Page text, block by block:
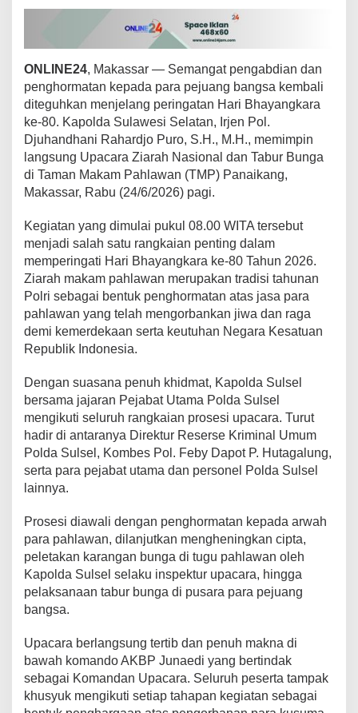
a
,
K
a
o
l
d
a
S
u
l
s
l
i
m
p
i
n
Z
i
a
h
a
s
o
J
e
n
g
r
B
h
a
ONLINE24, Makassar — Semangat pengabdian dan
penghormatan kepada para pejuang bangsa kembali
diteguhkan menjelang peringatan Hari Bhayangkara
ke-80. Kapolda Sulawesi Selatan, Irjen Pol.
Djuhandhani Rahardjo Puro, S.H., M.H., memimpin
langsung Upacara Ziarah Nasional dan Tabur Bunga
di Taman Makam Pahlawan (TMP) Panaikang,
Makassar, Rabu (24/6/2026) pagi.
Kegiatan yang dimulai pukul 08.00 WITA tersebut
menjadi salah satu rangkaian penting dalam
memperingati Hari Bhayangkara ke-80 Tahun 2026.
Ziarah makam pahlawan merupakan tradisi tahunan
Polri sebagai bentuk penghormatan atas jasa para
pahlawan yang telah mengorbankan jiwa dan raga
demi kemerdekaan serta keutuhan Negara Kesatuan
Republik Indonesia.
Dengan suasana penuh khidmat, Kapolda Sulsel
bersama jajaran Pejabat Utama Polda Sulsel
mengikuti seluruh rangkaian prosesi upacara. Turut
hadir di antaranya Direktur Reserse Kriminal Umum
Polda Sulsel, Kombes Pol. Feby Dapot P. Hutagalung,
serta para pejabat utama dan personel Polda Sulsel
lainnya.
Prosesi diawali dengan penghormatan kepada arwah
para pahlawan, dilanjutkan mengheningkan cipta,
peletakan karangan bunga di tugu pahlawan oleh
Kapolda Sulsel selaku inspektur upacara, hingga
pelaksanaan tabur bunga di pusara para pejuang
bangsa.
Upacara berlangsung tertib dan penuh makna di
bawah komando AKBP Junaedi yang bertindak
sebagai Komandan Upacara. Seluruh peserta tampak
khusyuk mengikuti setiap tahapan kegiatan sebagai